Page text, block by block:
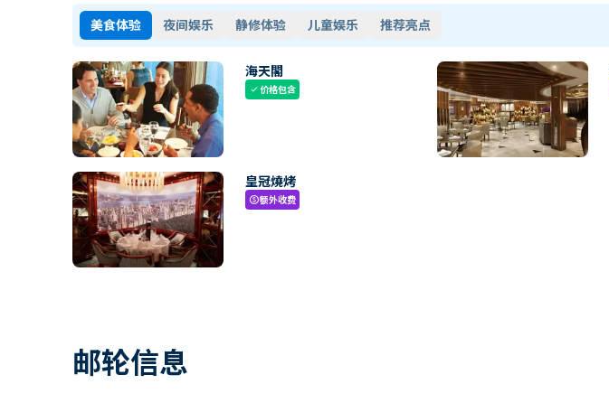
美食体验 夜间娱乐 静修体验 儿童娱乐 推荐亮点
海天閣
check价格包含
皇冠燒烤
paid额外收费
邮轮信息